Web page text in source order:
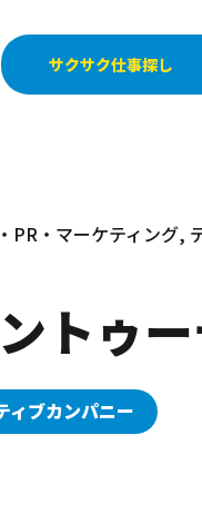
サクサク仕事探し
PR・マーケティング,
トゥ
ィブカンパニー